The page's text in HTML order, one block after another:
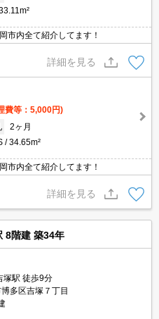
市内全て紹介してます！
詳細を見る
費等：5,000円)
2ヶ月
34.65m²
市内全て紹介してます！
詳細を見る
8階建 築34年
塚駅 徒歩9分
多区吉塚７丁目